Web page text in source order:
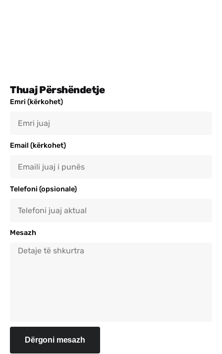
Thuaj Përshëndetje
Emri (kërkohet)
Email (kërkohet)
Telefoni (opsionale)
Mesazh
Dërgoni mesazh